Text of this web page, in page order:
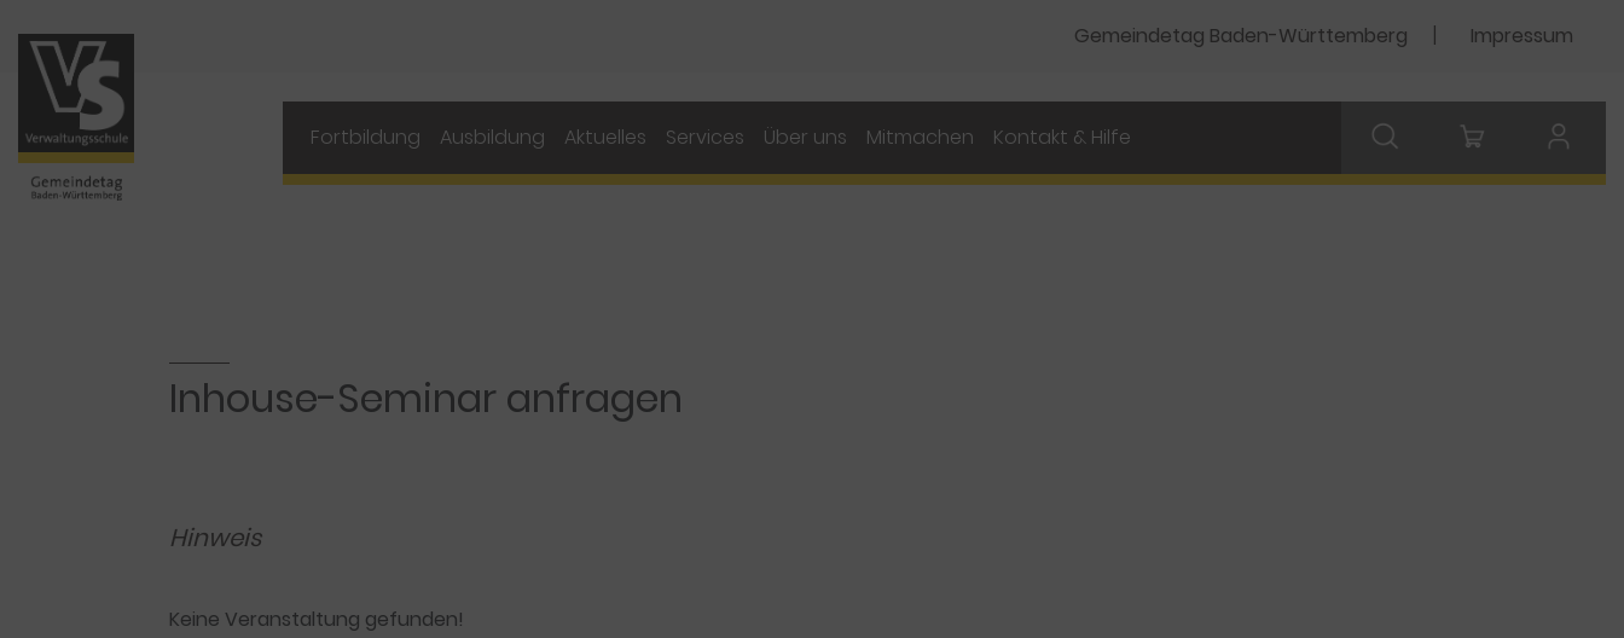
Navigation Gemeindetag Baden-Württemberg Impressum
Fortbildung Ausbildung Aktuelles Services Über uns Mitmachen Kontakt & Hilfe
Inhouse-Seminar anfragen
Hinweis
Keine Veranstaltung gefunden!